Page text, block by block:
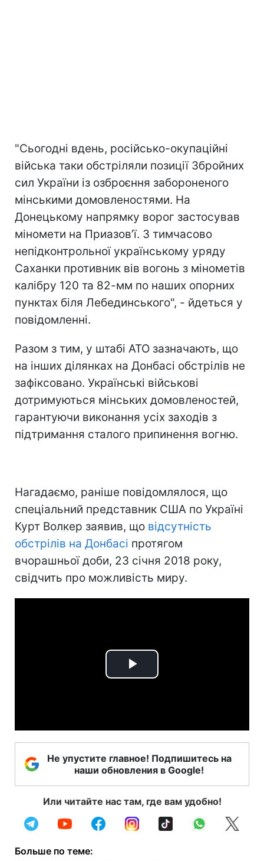
"Сьогодні вдень, російсько-окупаційні
війська таки обстріляли позиції Збройних
сил України із озброєння забороненого
мінськими домовленостями. На
Донецькому напрямку ворог застосував
міномети на Приазов’ї. З тимчасово
непідконтрольної українському уряду
Саханки противник вів вогонь з мінометів
калібру 120 та 82-мм по наших опорних
пунктах біля Лебединського", - йдеться у
повідомленні.
Разом з тим, у штабі АТО зазначають, що
на інших ділянках на Донбасі обстрілів не
зафіксовано. Українські військові
дотримуються мінських домовленостей,
гарантуючи виконання усіх заходів з
підтримання сталого припинення вогню.
Нагадаємо, раніше повідомлялося, що
спеціальний представник США по Україні
Курт Волкер заявив, що відсутність
обстрілів на Донбасі протягом
вчорашньої доби, 23 січня 2018 року,
свідчить про можливість миру.
Play
Не упустите главное! Подпишитесь на
наши обновления в Google!
Или читайте нас там, где вам удобно!
Больше по теме: